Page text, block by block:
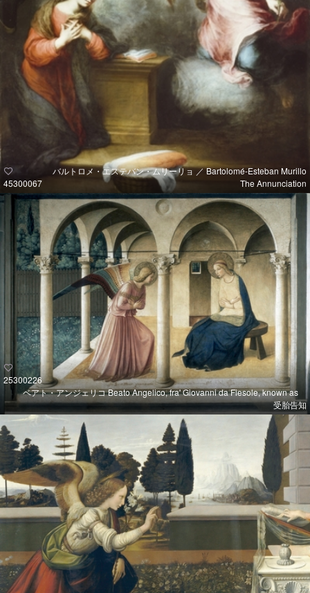
45300067
バルトロメ・エステバン・ムリーリョ ／ Bartolomé-Esteban Murillo
The Annunciation
25300226
ベアト・アンジェリコ Beato Angelico, fra' Giovanni da Fiesole, known as
受胎告知